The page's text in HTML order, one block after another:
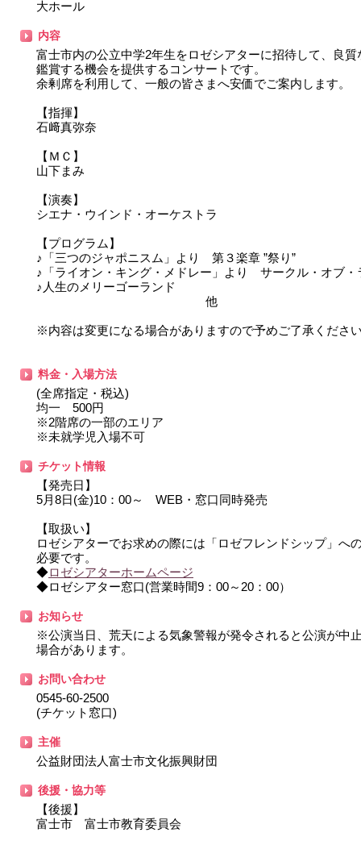
大ホール
内容
富士市内の公立中学2年生をロゼシアターに招待して、良質
鑑賞する機会を提供するコンサートです。
余剰席を利用して、一般の皆さまへ安価でご案内します。
【指揮】
石﨑真弥奈
【ＭＣ】
山下まみ
【演奏】
シエナ・ウインド・オーケストラ
【プログラム】
♪「三つのジャポニスム」より 第３楽章 ”祭り”
♪「ライオン・キング・メドレー」より サークル・オブ・
♪人生のメリーゴーランド
他
※内容は変更になる場合がありますので予めご了承くださ
料金・入場方法
(全席指定・税込)
均一 500円
※2階席の一部のエリア
※未就学児入場不可
チケット情報
【発売日】
5月8日(金)10：00～ WEB・窓口同時発売
【取扱い】
ロゼシアターでお求めの際には「ロゼフレンドシップ」へ
必要です。
◆ロゼシアターホームページ
◆ロゼシアター窓口(営業時間9：00～20：00）
お知らせ
※公演当日、荒天による気象警報が発令されると公演が中
場合があります。
お問い合わせ
0545-60-2500
(チケット窓口)
主催
公益財団法人富士市文化振興財団
後援・協力等
【後援】
富士市 富士市教育委員会